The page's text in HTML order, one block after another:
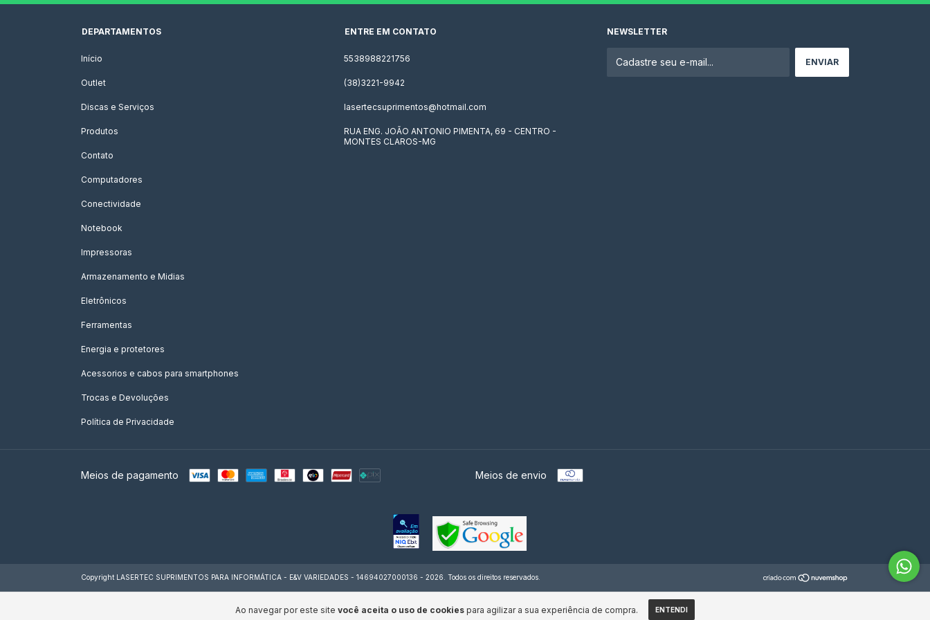
Ao navegar por este site você aceita o uso de cookies para agilizar a sua experiência de compra. ENTENDI
DEPARTAMENTOS
Início
Outlet
Discas e Serviços
Produtos
Contato
Computadores
Conectividade
Notebook
Impressoras
Armazenamento e Midias
Eletrônicos
Ferramentas
Energia e protetores
Acessorios e cabos para smartphones
Trocas e Devoluções
Política de Privacidade
ENTRE EM CONTATO
5538988221756
(38)3221-9942
lasertecsuprimentos@hotmail.com
RUA ENG. JOÃO ANTONIO PIMENTA, 69 - CENTRO -
MONTES CLAROS-MG
NEWSLETTER
Meios de pagamento Meios de envio
Copyright LASERTEC SUPRIMENTOS PARA INFORMÁTICA - E&V VARIEDADES - 14694027000136 - 2026. Todos os direitos reservados.